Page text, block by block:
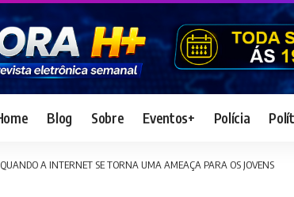
Blog Sobre Eventos+ Polícia
A INTERNET SE TORNA UMA AMEAÇA PARA OS JOVENS